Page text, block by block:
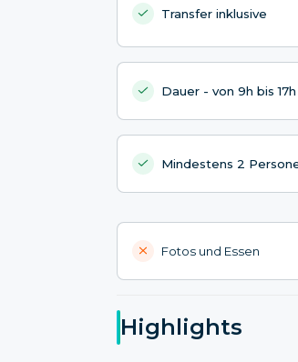
Transfer inklusive
Dauer - von 9h bis 17h
Mindestens 2
Fotos und Essen
Highlights